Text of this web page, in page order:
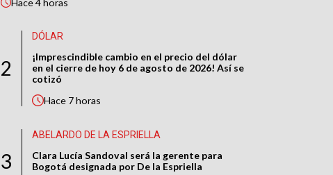
2
DÓLAR
¡Imprescindible cambio en el precio del dólar
en el cierre de hoy 6 de agosto de 2026! Así se
cotizó
Hace 7 horas
3
ABELARDO DE LA ESPRIELLA
Clara Lucía Sandoval será la gerente para
Bogotá designada por De la Espriella